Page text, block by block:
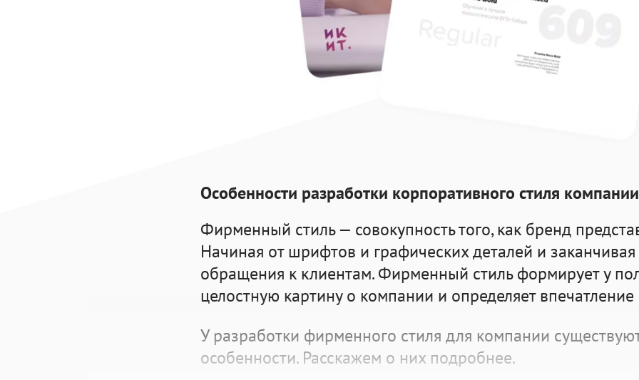
Особенности разработки корпоративного стиля компании
Фирменный стиль — совокупность того, как бренд
Начиная от шрифтов и графических деталей и
обращения к клиентам. Фирменный стиль формирует у
целостную картину о компании и определяет
У разработки фирменного стиля для компании
особенности. Расскажем о них подробнее.